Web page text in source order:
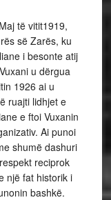
të vitit1919,
së Zarës, ku
i besonte atij
u dërgua
1926 ai u
ruajti lidhjet e
e ftoi Vuxanin
Ai punoi
shumë dashuri
reciprok
një fat historik i
bashkë.